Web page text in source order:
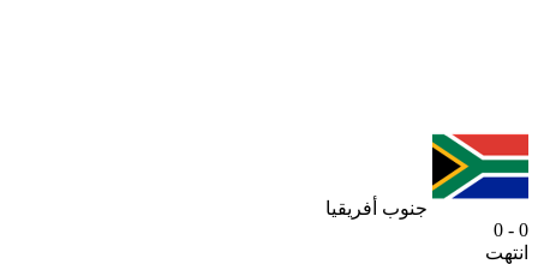
جنوب أفريقيا
0 - 0
انتهت